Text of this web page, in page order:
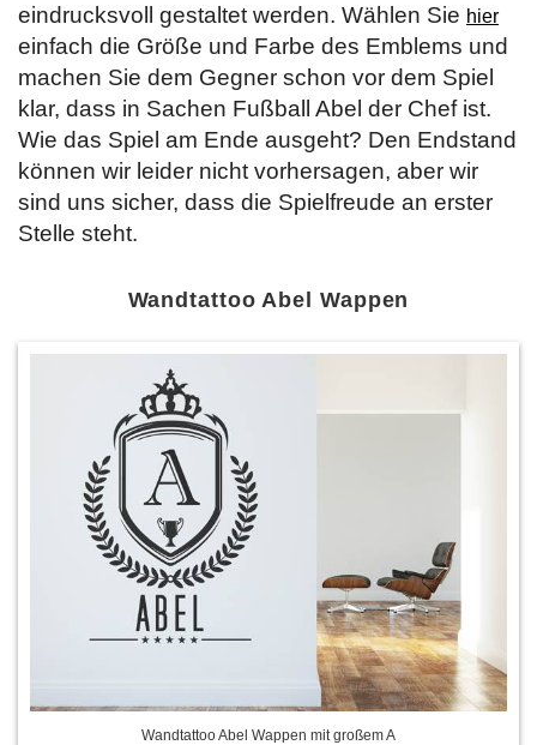
eindrucksvoll gestaltet werden. Wählen Sie hier
einfach die Größe und Farbe des Emblems und
machen Sie dem Gegner schon vor dem Spiel
klar, dass in Sachen Fußball Abel der Chef ist.
Wie das Spiel am Ende ausgeht? Den Endstand
können wir leider nicht vorhersagen, aber wir
sind uns sicher, dass die Spielfreude an erster
Stelle steht.
Wandtattoo Abel Wappen
Wandtattoo Abel Wappen mit großem A